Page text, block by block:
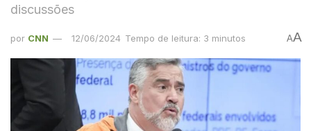
discussões
por CNN 12/06/2024 Tempo de leitura: 3 minutos AA